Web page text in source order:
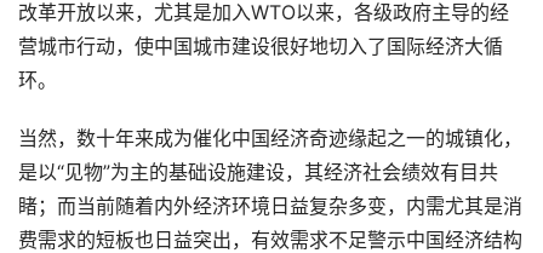
改革开放以来，尤其是加入WTO以来，各级政府主导的经
营城市行动，使中国城市建设很好地切入了国际经济大循
环。
当然，数十年来成为催化中国经济奇迹缘起之一的城镇化，
是以“见物”为主的基础设施建设，其经济社会绩效有目共
睹；而当前随着内外经济环境日益复杂多变，内需尤其是消
费需求的短板也日益突出，有效需求不足警示中国经济结构